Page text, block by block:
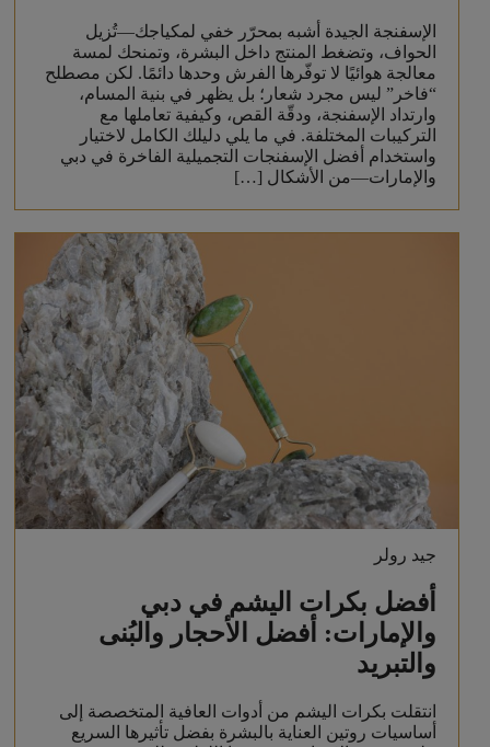
الإسفنجة الجيدة أشبه بمحرّر خفي لمكياجك—تُزيل
الحواف، وتضغط المنتج داخل البشرة، وتمنحك لمسة
معالجة هوائيًا لا توفّرها الفرش وحدها دائمًا. لكن مصطلح
“فاخر” ليس مجرد شعار؛ بل يظهر في بنية المسام،
وارتداد الإسفنجة، ودقّة القص، وكيفية تعاملها مع
التركيبات المختلفة. في ما يلي دليلك الكامل لاختيار
واستخدام أفضل الإسفنجات التجميلية الفاخرة في دبي
والإمارات—من الأشكال […]
جيد رولر
أفضل بكرات اليشم في دبي
والإمارات: أفضل الأحجار والبُنى
والتبريد
انتقلت بكرات اليشم من أدوات العافية المتخصصة إلى
أساسيات روتين العناية بالبشرة بفضل تأثيرها السريع